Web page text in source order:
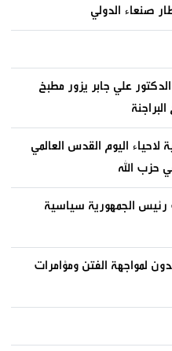
صنعاء الدولي
علي جابر يزور مطبخ
اليوم القدس العالمي
حزب الله
رئيس الجمهورية سياسية
لمواجهة الفتن ومؤامرات